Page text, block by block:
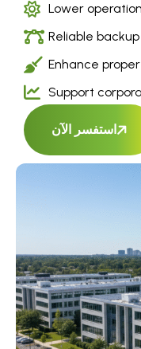
Lower
Reliable
Enhance
Support
استفسر الآن